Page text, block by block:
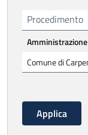
Procedimento
Amministrazione